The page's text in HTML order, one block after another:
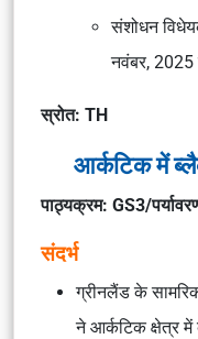
संशोधन
नवंबर, 2025
स्रोत: TH
आर्कटिक में
पाठ्यक्रम: GS3/
संदर्भ
ग्रीनलैंड के
ने आर्कटिक क्षेत्र